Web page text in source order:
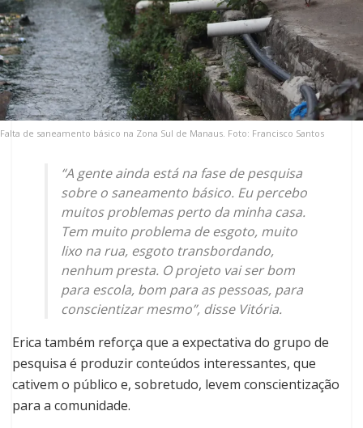
Falta de saneamento básico na Zona Sul de Manaus. Foto: Francisco Santos
“A gente ainda está na fase de pesquisa
sobre o saneamento básico. Eu percebo
muitos problemas perto da minha casa.
Tem muito problema de esgoto, muito
lixo na rua, esgoto transbordando,
nenhum presta. O projeto vai ser bom
para escola, bom para as pessoas, para
conscientizar mesmo”, disse Vitória.
Erica também reforça que a expectativa do grupo de
pesquisa é produzir conteúdos interessantes, que
cativem o público e, sobretudo, levem conscientização
para a comunidade.